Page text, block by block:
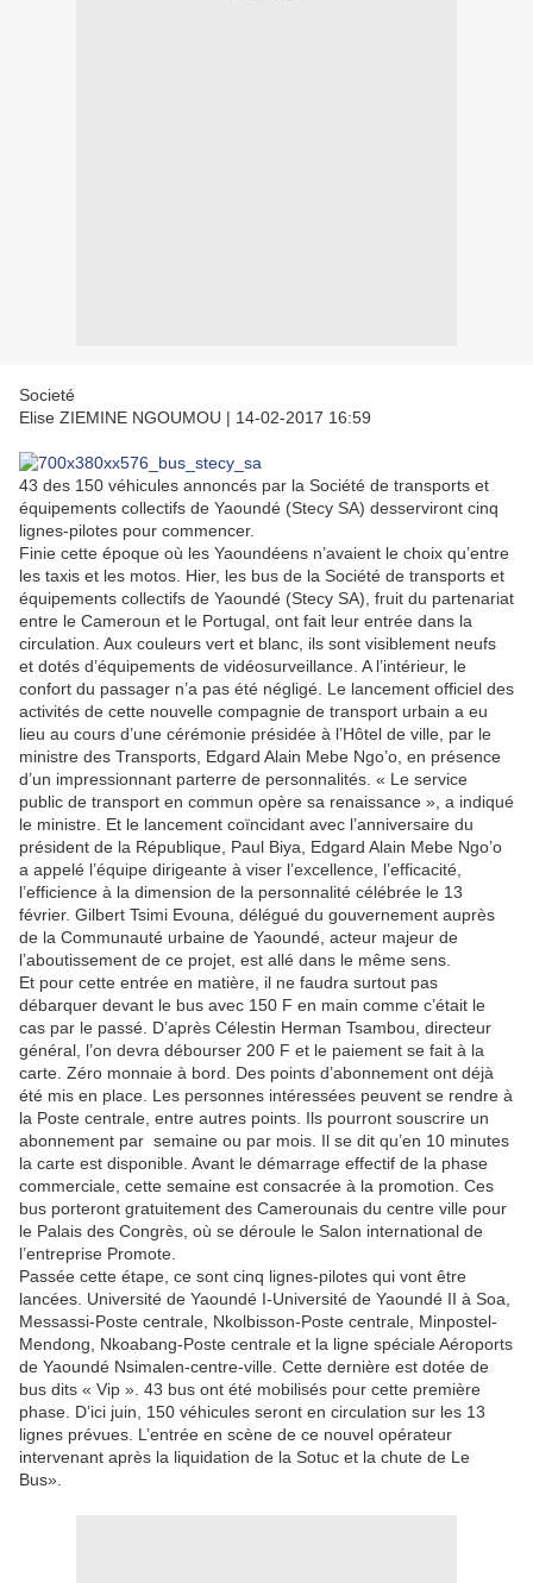
Societé
Elise ZIEMINE NGOUMOU | 14-02-2017 16:59
43 des 150 véhicules annoncés par la Société de transports et
équipements collectifs de Yaoundé (Stecy SA) desserviront cinq
lignes-pilotes pour commencer.
Finie cette époque où les Yaoundéens n’avaient le choix qu’entre
les taxis et les motos. Hier, les bus de la Société de transports et
équipements collectifs de Yaoundé (Stecy SA), fruit du partenariat
entre le Cameroun et le Portugal, ont fait leur entrée dans la
circulation. Aux couleurs vert et blanc, ils sont visiblement neufs
et dotés d’équipements de vidéosurveillance. A l’intérieur, le
confort du passager n’a pas été négligé. Le lancement officiel des
activités de cette nouvelle compagnie de transport urbain a eu
lieu au cours d’une cérémonie présidée à l’Hôtel de ville, par le
ministre des Transports, Edgard Alain Mebe Ngo’o, en présence
d’un impressionnant parterre de personnalités. « Le service
public de transport en commun opère sa renaissance », a indiqué
le ministre. Et le lancement coïncidant avec l’anniversaire du
président de la République, Paul Biya, Edgard Alain Mebe Ngo’o
a appelé l’équipe dirigeante à viser l’excellence, l’efficacité,
l’efficience à la dimension de la personnalité célébrée le 13
février. Gilbert Tsimi Evouna, délégué du gouvernement auprès
de la Communauté urbaine de Yaoundé, acteur majeur de
l’aboutissement de ce projet, est allé dans le même sens.
Et pour cette entrée en matière, il ne faudra surtout pas
débarquer devant le bus avec 150 F en main comme c’était le
cas par le passé. D’après Célestin Herman Tsambou, directeur
général, l’on devra débourser 200 F et le paiement se fait à la
carte. Zéro monnaie à bord. Des points d’abonnement ont déjà
été mis en place. Les personnes intéressées peuvent se rendre à
la Poste centrale, entre autres points. Ils pourront souscrire un
abonnement par semaine ou par mois. Il se dit qu’en 10 minutes
la carte est disponible. Avant le démarrage effectif de la phase
commerciale, cette semaine est consacrée à la promotion. Ces
bus porteront gratuitement des Camerounais du centre ville pour
le Palais des Congrès, où se déroule le Salon international de
l’entreprise Promote.
Passée cette étape, ce sont cinq lignes-pilotes qui vont être
lancées. Université de Yaoundé I-Université de Yaoundé II à Soa,
Messassi-Poste centrale, Nkolbisson-Poste centrale, Minpostel-
Mendong, Nkoabang-Poste centrale et la ligne spéciale Aéroports
de Yaoundé Nsimalen-centre-ville. Cette dernière est dotée de
bus dits « Vip ». 43 bus ont été mobilisés pour cette première
phase. D’ici juin, 150 véhicules seront en circulation sur les 13
lignes prévues. L’entrée en scène de ce nouvel opérateur
intervenant après la liquidation de la Sotuc et la chute de Le
Bus».